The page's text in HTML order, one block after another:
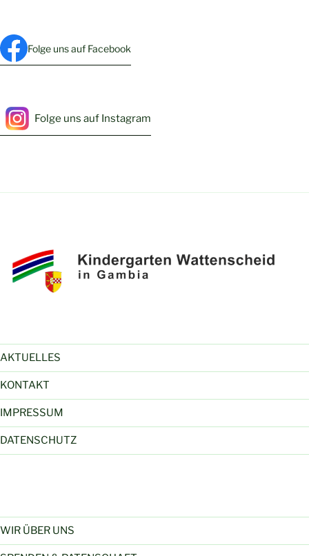
Folge uns auf Facebook
Folge uns auf Instagram
AKTUELLES
KONTAKT
IMPRESSUM
DATENSCHUTZ
WIR ÜBER UNS